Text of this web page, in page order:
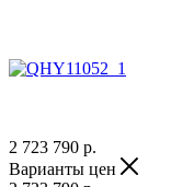
2 723 790 р.
Варианты цен